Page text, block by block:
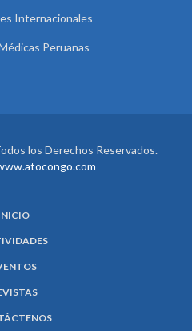
Internacionales
Peruanas
los Derechos Reservados.